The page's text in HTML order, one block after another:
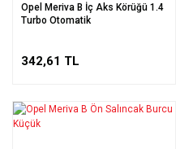
Opel Meriva B İç Aks Körüğü 1.4
Turbo Otomatik
342,61 TL